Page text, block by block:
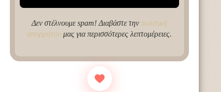
Δεν στέλνουμε spam! Διαβάστε την πολιτική
απορρήτου μας για περισσότερες λεπτομέρειες.